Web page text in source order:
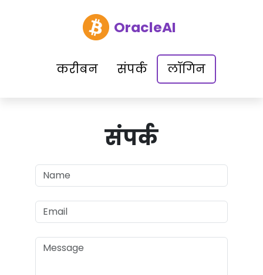
OracleAI
करीबन संपर्क लॉगिन
संपर्क